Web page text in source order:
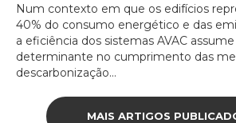
Num contexto em que os edifícios
40% do consumo energético e das
a eficiência dos sistemas AVAC
determinante no cumprimento das
descarbonização...
MAIS ARTIGOS